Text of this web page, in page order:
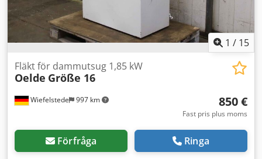
1 / 15
Wiefelstede 997 km
Fläkt för dammutsug 1,85 kW
Oelde Größe 16
850 €
Fast pris plus moms
Förfråga Ringa